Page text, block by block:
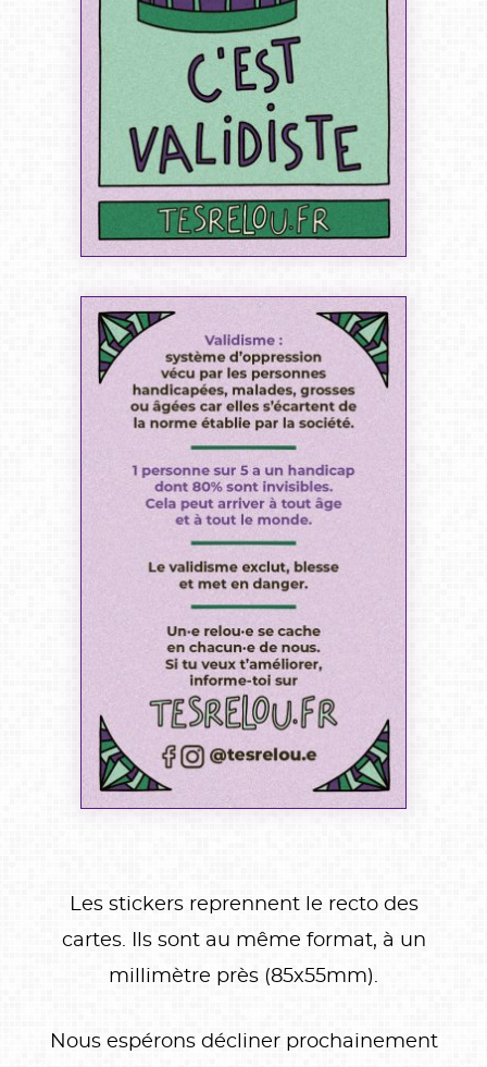
Les stickers reprennent le recto des
cartes. Ils sont au même format, à un
millimètre près (85x55mm).
Nous espérons décliner prochainement